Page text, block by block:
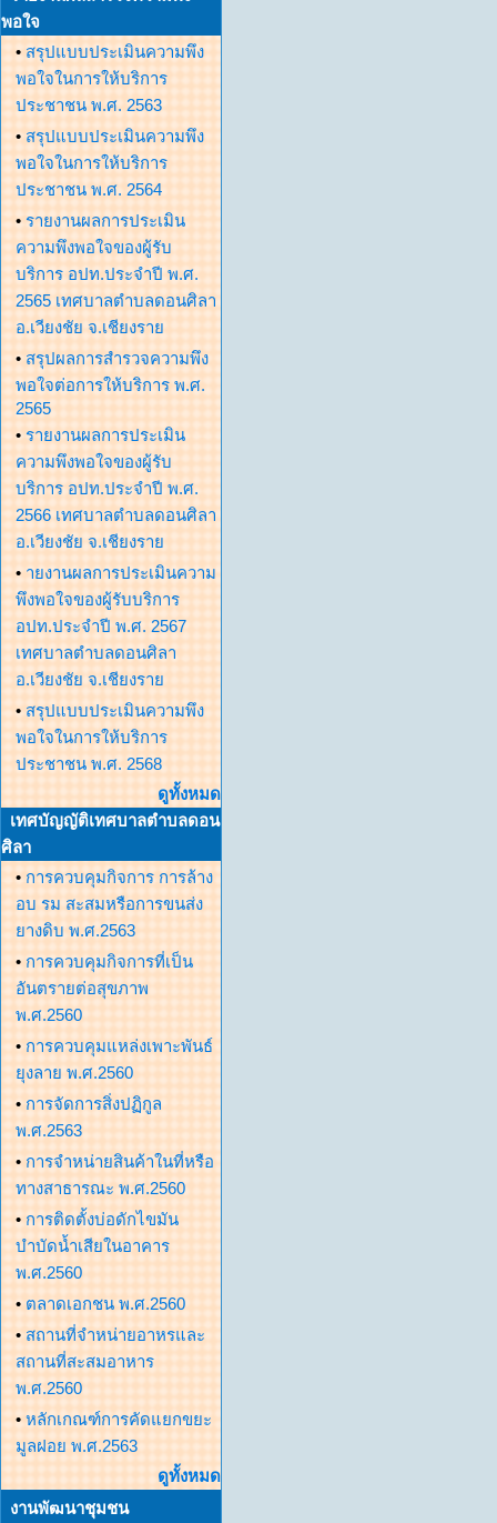
พอใจ
• สรุปแบบประเมินความพึง
พอใจในการให้บริการ
ประชาชน พ.ศ. 2563
• สรุปแบบประเมินความพึง
พอใจในการให้บริการ
ประชาชน พ.ศ. 2564
• รายงานผลการประเมิน
ความพึงพอใจของผู้รับ
บริการ อปท.ประจำปี พ.ศ.
2565 เทศบาลตำบลดอนศิลา
อ.เวียงชัย จ.เชียงราย
• สรุปผลการสำรวจความพึง
พอใจต่อการให้บริการ พ.ศ.
2565
• รายงานผลการประเมิน
ความพึงพอใจของผู้รับ
บริการ อปท.ประจำปี พ.ศ.
2566 เทศบาลตำบลดอนศิลา
อ.เวียงชัย จ.เชียงราย
• ายงานผลการประเมินความ
พึงพอใจของผู้รับบริการ
อปท.ประจำปี พ.ศ. 2567
เทศบาลตำบลดอนศิลา
อ.เวียงชัย จ.เชียงราย
• สรุปแบบประเมินความพึง
พอใจในการให้บริการ
ประชาชน พ.ศ. 2568
ดูทั้งหมด
เทศบัญญัติเทศบาลตำบลดอน
ศิลา
• การควบคุมกิจการ การล้าง
อบ รม สะสมหรือการขนส่ง
ยางดิบ พ.ศ.2563
• การควบคุมกิจการที่เป็น
อันตรายต่อสุขภาพ
พ.ศ.2560
• การควบคุมแหล่งเพาะพันธ์
ยุงลาย พ.ศ.2560
• การจัดการสิ่งปฏิกูล
พ.ศ.2563
• การจำหน่ายสินค้าในที่หรือ
ทางสาธารณะ พ.ศ.2560
• การติดตั้งบ่อดักไขมัน
บำบัดน้ำเสียในอาคาร
พ.ศ.2560
• ตลาดเอกชน พ.ศ.2560
• สถานที่จำหน่ายอาหรและ
สถานที่สะสมอาหาร
พ.ศ.2560
• หลักเกณฑ์การคัดแยกขยะ
มูลฝอย พ.ศ.2563
ดูทั้งหมด
งานพัฒนาชุมชน